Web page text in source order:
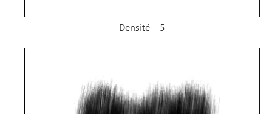
Densité = 5